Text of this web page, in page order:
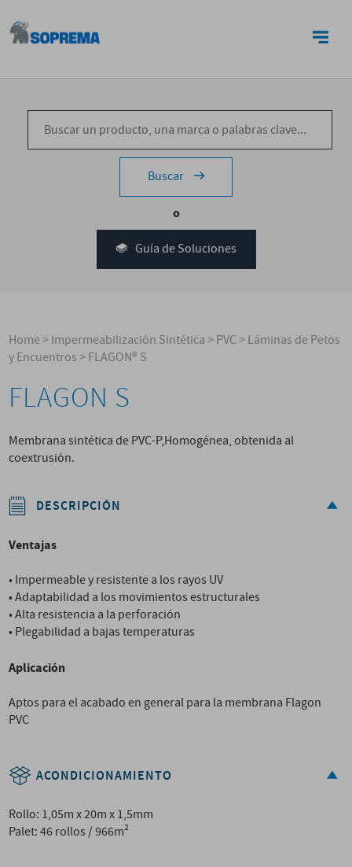
Buscar
o
Guía de Soluciones
Home>Impermeabilización Sintética>PVC>Láminas de Petos
y Encuentros>FLAGON® S
FLAGON S
Membrana sintética de PVC-P,Homogénea, obtenida al
coextrusión.
DESCRIPCIÓN
Ventajas
• Impermeable y resistente a los rayos UV
• Adaptabilidad a los movimientos estructurales
• Alta resistencia a la perforación
• Plegabilidad a bajas temperaturas
Aplicación
Aptos para el acabado en general para la membrana Flagon
PVC
ACONDICIONAMIENTO
Rollo: 1,05m x 20m x 1,5mm
Palet: 46 rollos / 966m²